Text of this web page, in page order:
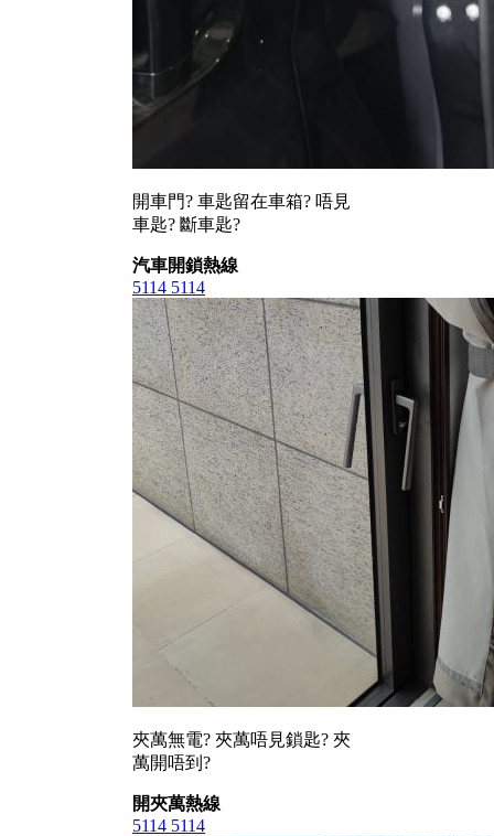
開車門? 車匙留在車箱? 唔見
車匙? 斷車匙?
汽車開鎖熱線
5114 5114
夾萬無電? 夾萬唔見鎖匙? 夾
萬開唔到?
開夾萬熱線
5114 5114